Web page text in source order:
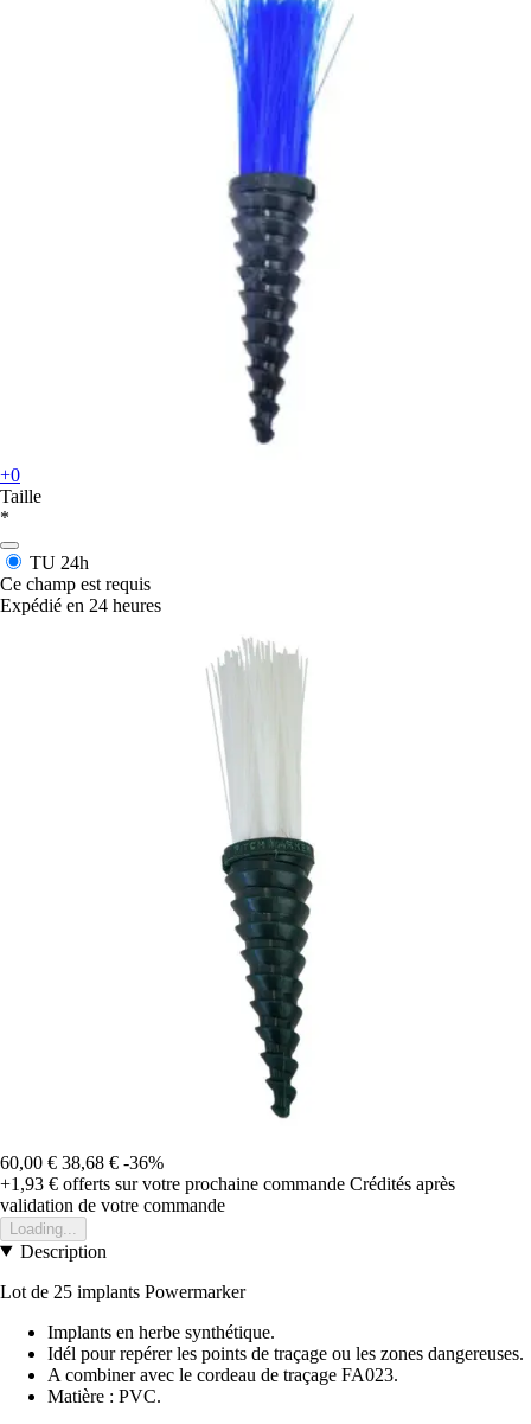
+0
Taille
*
TU 24h
Ce champ est requis
Expédié en 24 heures
60,00 € 38,68 € -36%
+1,93 € offerts sur votre prochaine commande Crédités après
validation de votre commande
Loading...
Description
Lot de 25 implants Powermarker
Implants en herbe synthétique.
Idél pour repérer les points de traçage ou les zones dangereuses.
A combiner avec le cordeau de traçage FA023.
Matière : PVC.